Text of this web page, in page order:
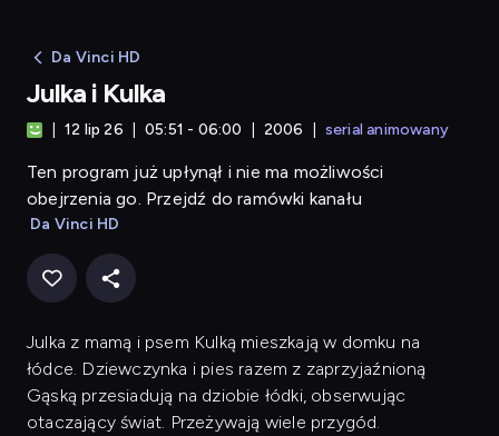
Da Vinci HD
Julka i Kulka
12 lip 26 05:51 - 06:00 2006 serial animowany
Ten program już upłynął i nie ma możliwości
obejrzenia go. Przejdź do ramówki kanału
Da Vinci HD
Julka z mamą i psem Kulką mieszkają w domku na
łódce. Dziewczynka i pies razem z zaprzyjaźnioną
Gąską przesiadują na dziobie łódki, obserwując
otaczający świat. Przeżywają wiele przygód.